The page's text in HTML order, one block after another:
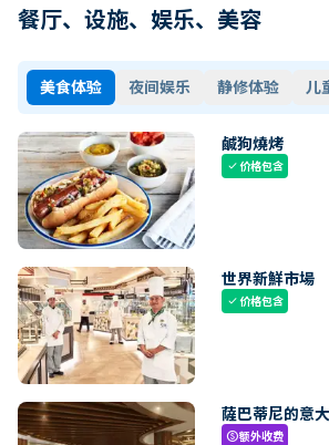
餐厅、设施、娱乐、美容
美食体验 夜间娱乐 静修体验 儿
鹹狗燒烤
check价格包含
世界新鮮市場
check价格包含
薩巴蒂尼的意
paid额外收费